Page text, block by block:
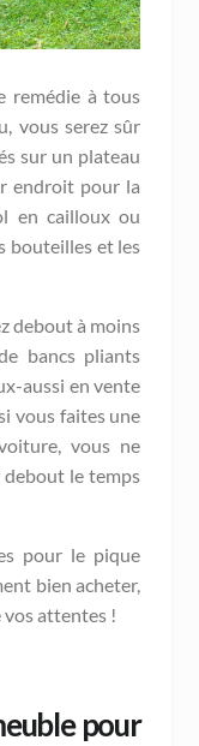
remédie à tous
vous serez sûr
sur un plateau
endroit pour la
en cailloux ou
bouteilles et les
debout à moins
bancs pliants
aussi en vente
vous faites une
vous ne
debout le temps
pour le pique
bien acheter,
attentes !
pour